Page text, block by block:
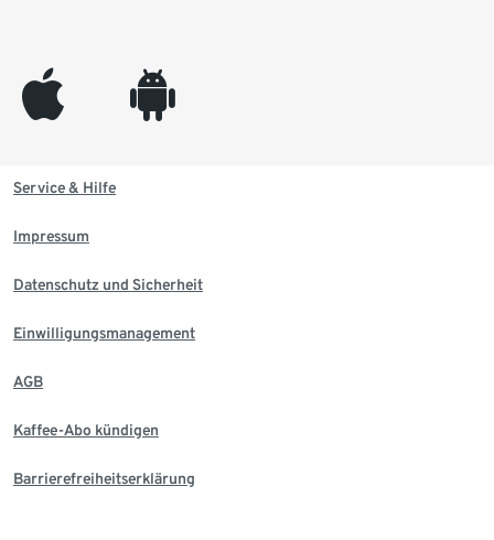
appleinc android
Service & Hilfe
Impressum
Datenschutz und Sicherheit
Einwilligungsmanagement
AGB
Kaffee-Abo kündigen
Barrierefreiheitserklärung